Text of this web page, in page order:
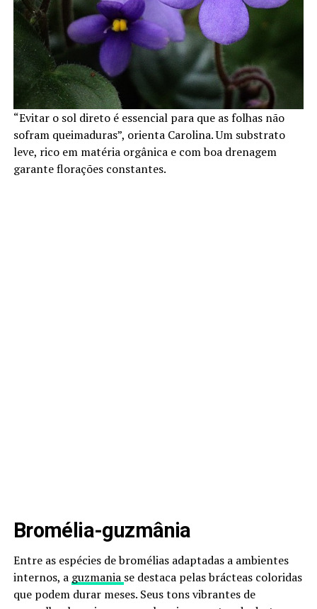
“Evitar o sol direto é essencial para que as folhas não
sofram queimaduras”, orienta Carolina. Um substrato
leve, rico em matéria orgânica e com boa drenagem
garante florações constantes.
Bromélia-guzmânia
Entre as espécies de bromélias adaptadas a ambientes
internos, a guzmania se destaca pelas brácteas coloridas
que podem durar meses. Seus tons vibrantes de